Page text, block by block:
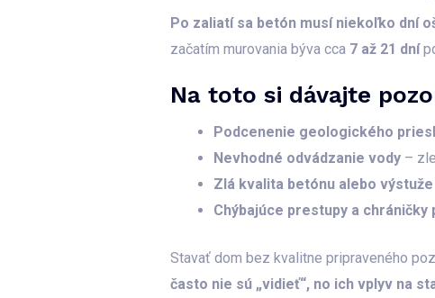
Po zaliatí sa betón musí niekoľko dní
začatím murovania býva cca 7 až 21 dní
Na toto si dávajte
Podcenenie geologického
Nevhodné odvádzanie vody– zle
Zlá kvalita betónu alebo výstuže
Chýbajúce prestupy a
Stavať dom bez kvalitne pripraveného
často nie sú „vidieť“, no ich vplyv na